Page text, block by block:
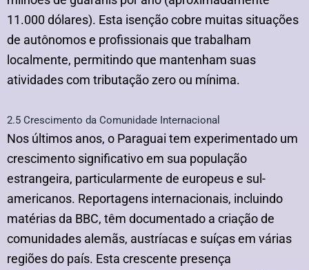
11.000 dólares). Esta isenção cobre muitas situações
de autônomos e profissionais que trabalham
localmente, permitindo que mantenham suas
atividades com tributação zero ou mínima.
2.5 Crescimento da Comunidade Internacional
Nos últimos anos, o Paraguai tem experimentado um
crescimento significativo em sua população
estrangeira, particularmente de europeus e sul-
americanos. Reportagens internacionais, incluindo
matérias da BBC, têm documentado a criação de
comunidades alemãs, austríacas e suíças em várias
regiões do país. Esta crescente presença